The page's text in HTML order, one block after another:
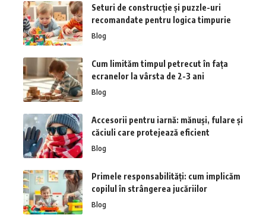
Seturi de construcție și puzzle-uri
recomandate pentru logica timpurie
Blog
Cum limităm timpul petrecut în fața
ecranelor la vârsta de 2-3 ani
Blog
Accesorii pentru iarnă: mănuși, fulare și
căciuli care protejează eficient
Blog
Primele responsabilități: cum implicăm
copilul în strângerea jucăriilor
Blog